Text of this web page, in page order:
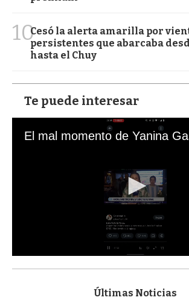
10Cesó la alerta amarilla por
persistentes que abarcaba
hasta el Chuy
Te puede interesar
s
Últimas Noticias